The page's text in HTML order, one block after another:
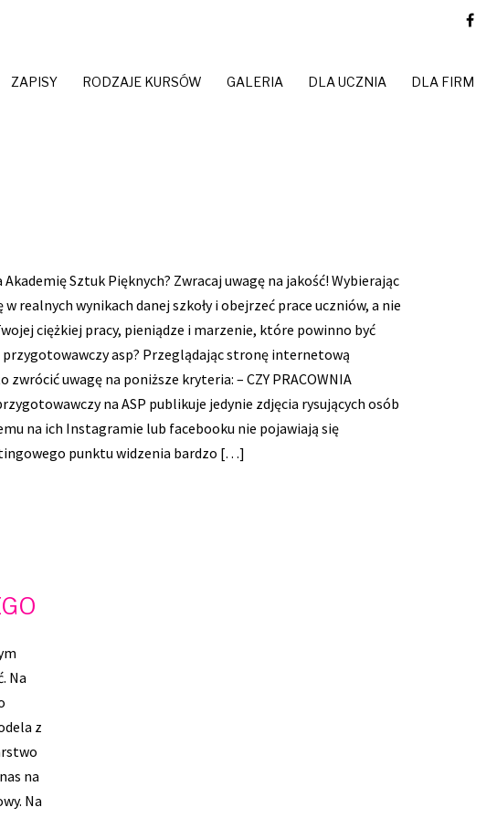
ZAPISY RODZAJE KURSÓW GALERIA DLA UCZNIA DLA FIRM
Sztuk Pięknych? Zwracaj uwagę na jakość! Wybierając
realnych wynikach danej szkoły i obejrzeć prace uczniów, a nie
ciężkiej pracy, pieniądze i marzenie, które powinno być
asp? Przeglądając stronę internetową
uwagę na poniższe kryteria: – CZY PRACOWNIA
na ASP publikuje jedynie zdjęcia rysujących osób
na ich Instagramie lub facebooku nie pojawiają się
punktu widzenia bardzo […]
Na
z
na
Na